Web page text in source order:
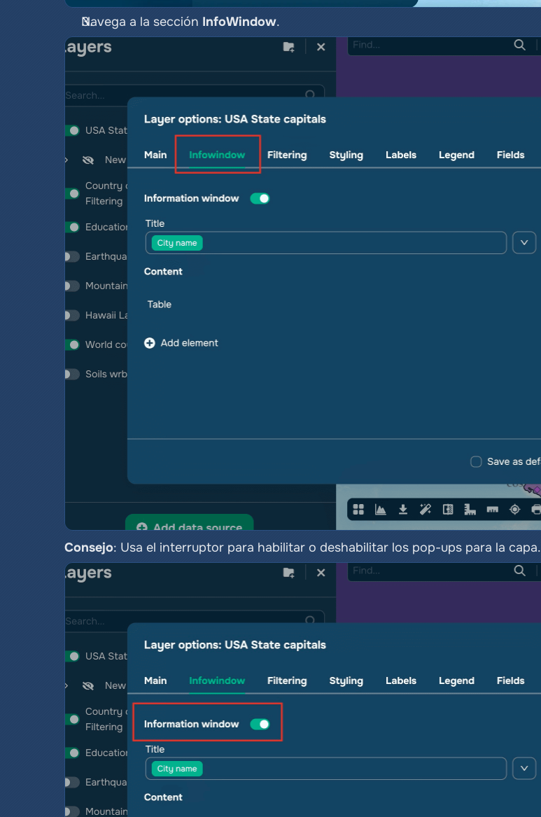
Navega a la sección InfoWindow.
Consejo: Usa el interruptor para habilitar o deshabilitar los pop-ups para la capa.